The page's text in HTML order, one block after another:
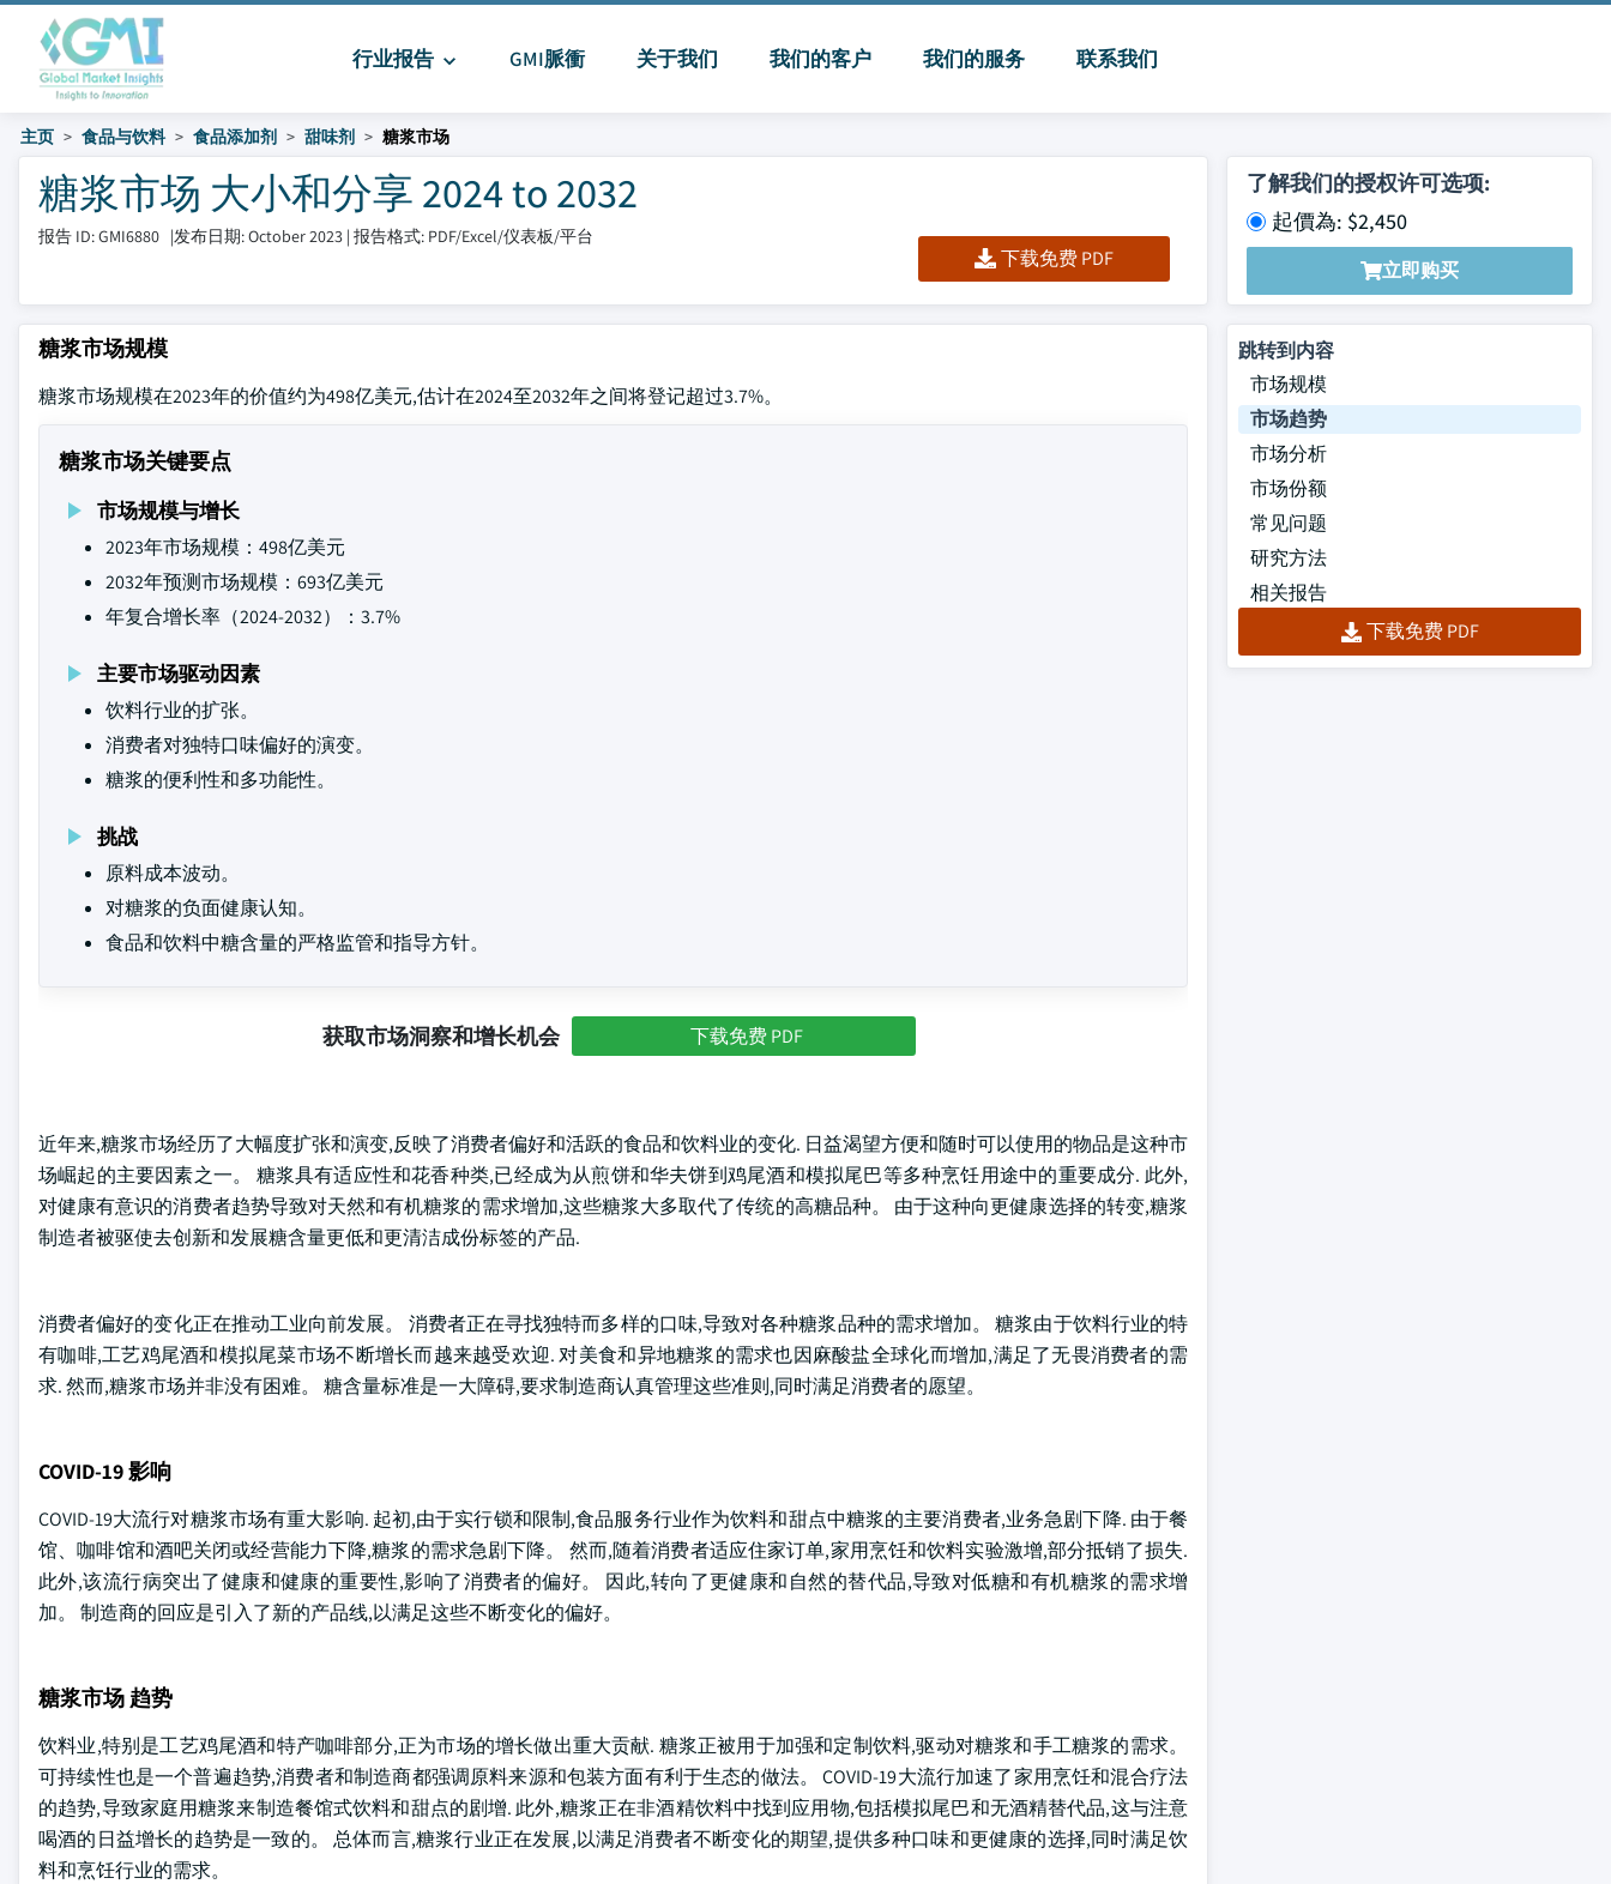
行业报告 GMI脈衝 关于我们 我们的客户 我们的服务 联系我们
主页 食品与饮料 食品添加剂 甜味剂 糖浆市场
糖浆市场 大小和分享 2024 to 2032
报告 ID: GMI6880 |发布日期: October 2023 | 报告格式: PDF/Excel/仪表板/平台
下载免费 PDF
了解我们的授权许可选项:
起價為: $2,450
立即购买
糖浆市场规模
糖浆市场规模在2023年的价值约为498亿美元,估计在2024至2032年之间将登记超过3.7%。
糖浆市场关键要点
市场规模与增长
2023年市场规模：498亿美元
2032年预测市场规模：693亿美元
年复合增长率（2024-2032）：3.7%
主要市场驱动因素
饮料行业的扩张。
消费者对独特口味偏好的演变。
糖浆的便利性和多功能性。
挑战
原料成本波动。
对糖浆的负面健康认知。
食品和饮料中糖含量的严格监管和指导方针。
获取市场洞察和增长机会 下载免费 PDF
近年来,糖浆市场经历了大幅度扩张和演变,反映了消费者偏好和活跃的食品和饮料业的变化. 日益渴望方便和随时可以使用的物品是这种市
场崛起的主要因素之一。 糖浆具有适应性和花香种类,已经成为从煎饼和华夫饼到鸡尾酒和模拟尾巴等多种烹饪用途中的重要成分. 此外,
对健康有意识的消费者趋势导致对天然和有机糖浆的需求增加,这些糖浆大多取代了传统的高糖品种。 由于这种向更健康选择的转变,糖浆
制造者被驱使去创新和发展糖含量更低和更清洁成份标签的产品.
消费者偏好的变化正在推动工业向前发展。 消费者正在寻找独特而多样的口味,导致对各种糖浆品种的需求增加。 糖浆由于饮料行业的特
有咖啡,工艺鸡尾酒和模拟尾菜市场不断增长而越来越受欢迎. 对美食和异地糖浆的需求也因麻酸盐全球化而增加,满足了无畏消费者的需
求. 然而,糖浆市场并非没有困难。 糖含量标准是一大障碍,要求制造商认真管理这些准则,同时满足消费者的愿望。
COVID-19 影响
COVID-19大流行对糖浆市场有重大影响. 起初,由于实行锁和限制,食品服务行业作为饮料和甜点中糖浆的主要消费者,业务急剧下降. 由于餐
馆、咖啡馆和酒吧关闭或经营能力下降,糖浆的需求急剧下降。 然而,随着消费者适应住家订单,家用烹饪和饮料实验激增,部分抵销了损失.
此外,该流行病突出了健康和健康的重要性,影响了消费者的偏好。 因此,转向了更健康和自然的替代品,导致对低糖和有机糖浆的需求增
加。 制造商的回应是引入了新的产品线,以满足这些不断变化的偏好。
糖浆市场 趋势
饮料业,特别是工艺鸡尾酒和特产咖啡部分,正为市场的增长做出重大贡献. 糖浆正被用于加强和定制饮料,驱动对糖浆和手工糖浆的需求。
可持续性也是一个普遍趋势,消费者和制造商都强调原料来源和包装方面有利于生态的做法。 COVID-19大流行加速了家用烹饪和混合疗法
的趋势,导致家庭用糖浆来制造餐馆式饮料和甜点的剧增. 此外,糖浆正在非酒精饮料中找到应用物,包括模拟尾巴和无酒精替代品,这与注意
喝酒的日益增长的趋势是一致的。 总体而言,糖浆行业正在发展,以满足消费者不断变化的期望,提供多种口味和更健康的选择,同时满足饮
料和烹饪行业的需求。
跳转到内容
市场规模
市场趋势
市场分析
市场份额
常见问题
研究方法
相关报告
下载免费 PDF